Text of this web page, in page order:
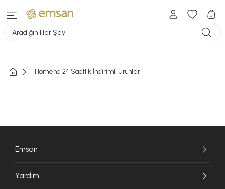
Aradığın Her Şey
Homend 24 Saatlik İndirimli Ürünler
Emsan
Yardım